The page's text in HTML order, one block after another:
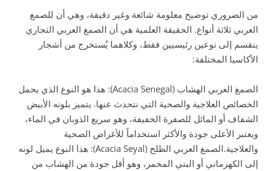
من الضروري توضيح معلومة شائعة وغير دقيقة، وهي أن للصمغ
العربي ثلاثة أنواع. الحقيقة العلمية هي أن الصمغ العربي التجاري
ينقسم إلى نوعين رئيسيين فقط، وكلاهما يُستخرج من أشجار
الأكاسيا المختلفة:
الصمغ العربي الهشاب (Acacia Senegal): هذا هو النوع الذي يحمل
الخصائص العلاجية والصحية التي نتحدث عنها. يتميز بلونه الأبيض
الشفاف أو المائل للصفرة الخفيفة، وهو سريع الذوبان في الماء،
ويعتبر الأعلى جودة والأكثر استخداماً للأغراض الصحية
والعلاجية.الصمغ العربي الطلح (Acacia Seyal): هذا النوع يميل لونه
إلى الكهرماني أو البني المحمر، وهو أقل جودة من الهشاب من